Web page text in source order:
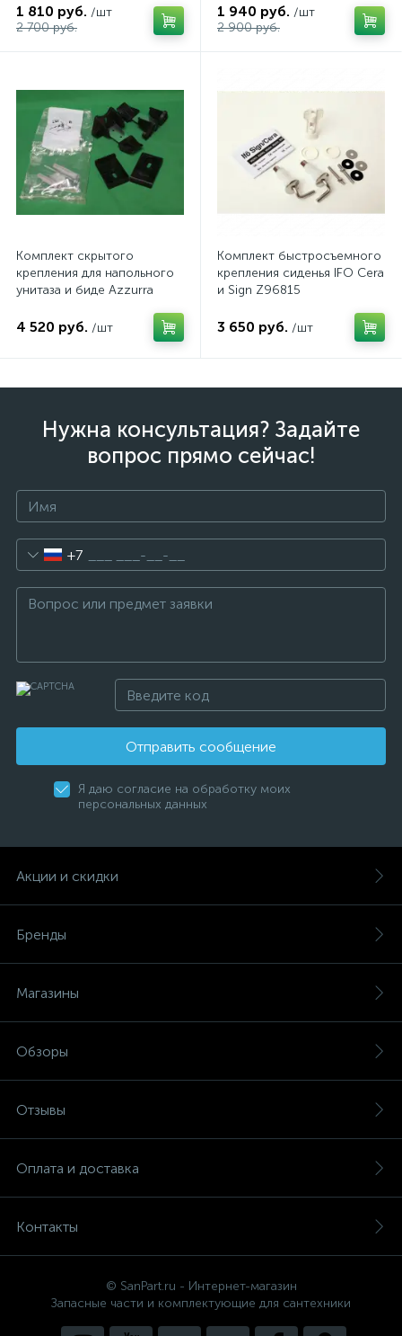
1 810 руб. /шт
2 700 руб.
1 940 руб. /шт
2 900 руб.
Комплект скрытого
крепления для напольного
унитаза и биде Azzurra
4 520 руб. /шт
Комплект быстросъемного
крепления сиденья IFO Cera
и Sign Z96815
3 650 руб. /шт
Нужна консультация? Задайте
вопрос прямо сейчас!
+7
Отправить сообщение
Я даю согласие на обработку моих
персональных данных
Акции и скидки
Бренды
Магазины
Обзоры
Отзывы
Оплата и доставка
Контакты
© SanPart.ru - Интернет-магазин
Запасные части и комплектующие для сантехники